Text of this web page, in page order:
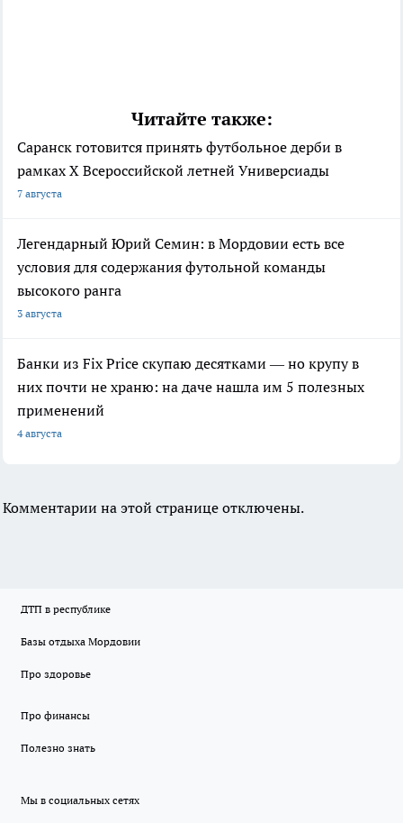
Читайте также:
Саранск готовится принять футбольное дерби в
рамках X Всероссийской летней Универсиады
7 августа
Легендарный Юрий Семин: в Мордовии есть все
условия для содержания футольной команды
высокого ранга
3 августа
Банки из Fix Price скупаю десятками — но крупу в
них почти не храню: на даче нашла им 5 полезных
применений
4 августа
Комментарии на этой странице отключены.
ДТП в республике
Базы отдыха Мордовии
Про здоровье
Про финансы
Полезно знать
Мы в социальных сетях